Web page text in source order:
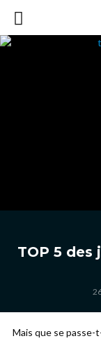
TOP 5 des
Mais que se passe-